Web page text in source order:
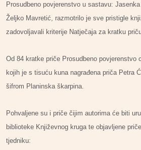
Prosudbeno povjerenstvo u sastavu:
Željko Mavretić, razmotrilo je sve pristigle
zadovoljavali kriterije Natječaja za kratku
Od 84 kratke priče Prosudbeno povjerenstvo
kojih je s tisuću kuna nagrađena priča Petra
šifrom Planinska škarpina.
Pohvaljene su i priče čijim autorima će biti
biblioteke Književnog kruga te objavljene
tjedniku: